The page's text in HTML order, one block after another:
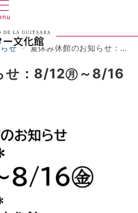
せ 夏休み休館のお知らせ：8/12㊊～8/16㊎
せ：8/12㊊～8/16